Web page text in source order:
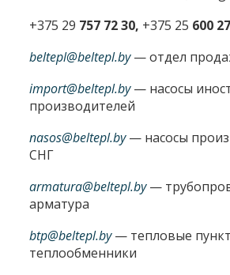
+375 29 757 72 30, +375 25 600
beltepl@beltepl.by— отдел
import@beltepl.by— насосы
производителей
nasos@beltepl.by— насосы
СНГ
armatura@beltepl.by—
арматура
btp@beltepl.by— тепловые
теплообменники